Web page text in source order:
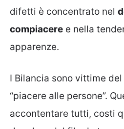
difetti è concentrato nel
compiacere e nella
apparenze.
I Bilancia sono vittime
“piacere alle persone”.
accontentare tutti, costi